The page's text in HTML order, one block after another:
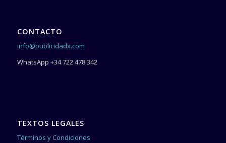
CONTACTO
info@publicidadx.com
WhatsApp +34 722 478 342
TEXTOS LEGALES
Términos y Condiciones